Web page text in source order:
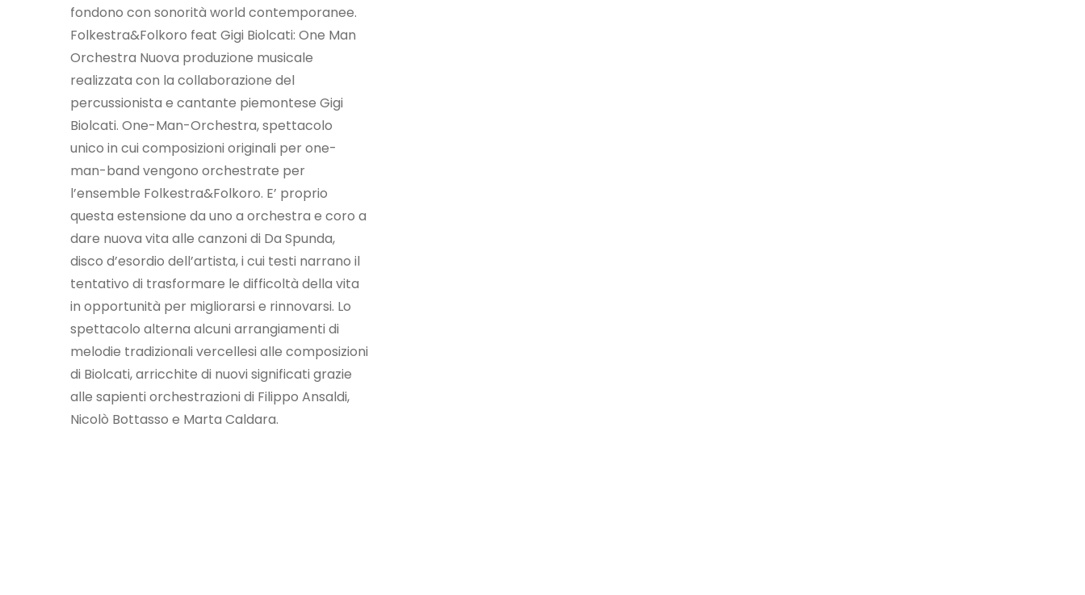
fondono con sonorità world contemporanee.
Folkestra&Folkoro feat Gigi Biolcati: One Man
Orchestra Nuova produzione musicale
realizzata con la collaborazione del
percussionista e cantante piemontese Gigi
Biolcati. One-Man-Orchestra, spettacolo
unico in cui composizioni originali per one-
man-band vengono orchestrate per
l’ensemble Folkestra&Folkoro. E’ proprio
questa estensione da uno a orchestra e coro a
dare nuova vita alle canzoni di Da Spunda,
disco d’esordio dell’artista, i cui testi narrano il
tentativo di trasformare le difficoltà della vita
in opportunità per migliorarsi e rinnovarsi. Lo
spettacolo alterna alcuni arrangiamenti di
melodie tradizionali vercellesi alle composizioni
di Biolcati, arricchite di nuovi significati grazie
alle sapienti orchestrazioni di Filippo Ansaldi,
Nicolò Bottasso e Marta Caldara.